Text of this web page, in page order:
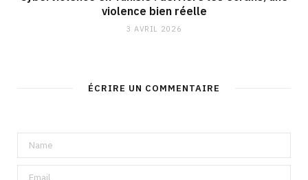
violence bien réelle
3 AVRIL 2026
ÉCRIRE UN COMMENTAIRE